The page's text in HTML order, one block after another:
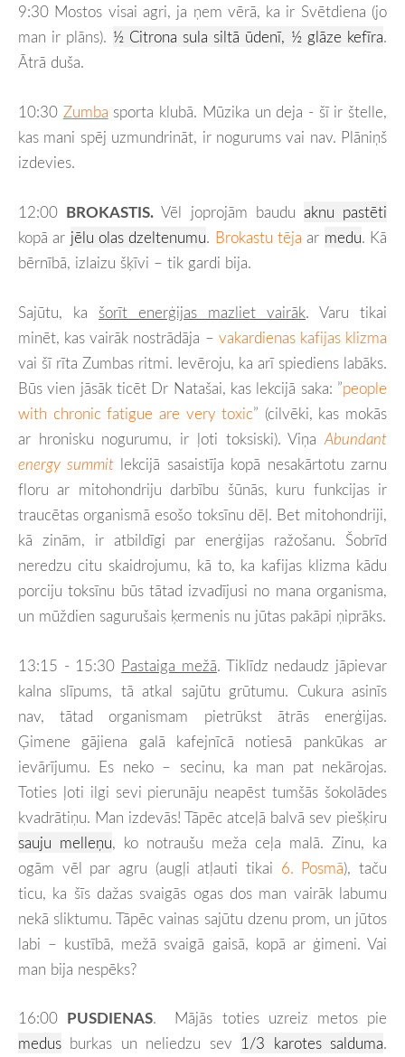
9:30 Mostos visai agri, ja ņem vērā, ka ir Svētdiena (jo
man ir plāns). ½ Citrona sula siltā ūdenī, ½ glāze kefīra.
Ātrā duša.
10:30 Zumba sporta klubā. Mūzika un deja - šī ir štelle,
kas mani spēj uzmundrināt, ir nogurums vai nav. Plāniņš
izdevies.
12:00 BROKASTIS.Vēl joprojām baudu aknu pastēti
kopā ar jēlu olas dzeltenumu. Brokastu tējaar medu. Kā
bērnībā, izlaizu šķīvi – tik gardi bija.
Sajūtu, ka šorīt enerģijas mazliet vairāk. Varu tikai
minēt, kas vairāk nostrādāja – vakardienas kafijas klizma
vai šī rīta Zumbas ritmi. Ievēroju, ka arī spiediens labāks.
Būs vien jāsāk ticēt Dr Natašai, kas lekcijā saka: ”people
with chronic fatigue are very toxic” (cilvēki, kas mokās
ar hronisku nogurumu, ir ļoti toksiski). ViņaAbundant
energy summitlekcijā sasaistīja kopā nesakārtotu zarnu
floru ar mitohondriju darbību šūnās, kuru funkcijas ir
traucētas organismā esošo toksīnu dēļ. Bet mitohondriji,
kā zinām, ir atbildīgi par enerģijas ražošanu. Šobrīd
neredzu citu skaidrojumu, kā to, ka kafijas klizma kādu
porciju toksīnu būs tātad izvadījusi no mana organisma,
un mūždien sagurušais ķermenis nu jūtas pakāpi ņiprāks.
13:15 - 15:30 Pastaiga mežā. Tiklīdz nedaudz jāpievar
kalna slīpums, tā atkal sajūtu grūtumu. Cukura asinīs
nav, tātad organismam pietrūkst ātrās enerģijas.
Ģimene gājiena galā kafejnīcā notiesā pankūkas ar
ievārījumu. Es neko – secinu, ka man pat nekārojas.
Toties ļoti ilgi sevi pierunāju neapēst tumšās šokolādes
kvadrātiņu. Man izdevās! Tāpēc atceļā balvā sev piešķiru
sauju melleņu, ko notraušu meža ceļa malā. Zinu, ka
ogām vēl par agru (augļi atļauti tikai 6. Posmā), taču
ticu, ka šīs dažas svaigās ogas dos man vairāk labumu
nekā sliktumu. Tāpēc vainas sajūtu dzenu prom, un jūtos
labi – kustībā, mežā svaigā gaisā, kopā ar ģimeni. Vai
man bija nespēks?
16:00 PUSDIENAS. Mājās toties uzreiz metos pie
medus burkas un neliedzu sev 1/3 karotes salduma.